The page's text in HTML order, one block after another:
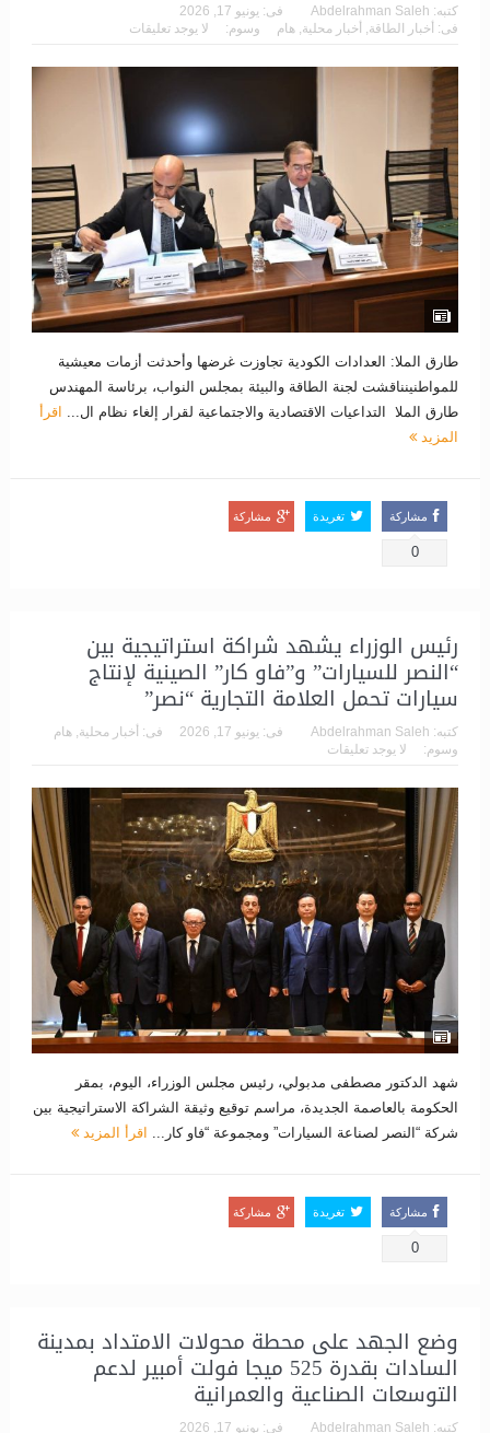
كتبه: Abdelrahman Saleh فى: يونيو 17, 2026
فى: أخبار الطاقة, أخبار محلية, هام وسوم: لا يوجد تعليقات
طارق الملا: العدادات الكودية تجاوزت غرضها وأحدثت أزمات معيشية
للمواطنينناقشت لجنة الطاقة والبيئة بمجلس النواب، برئاسة المهندس
طارق الملا التداعيات الاقتصادية والاجتماعية لقرار إلغاء نظام ال... اقرأ
المزيد
مشاركة
0
تغريدة مشاركة
رئيس الوزراء يشهد شراكة استراتيجية بين
“النصر للسيارات” و”فاو كار” الصينية لإنتاج
سيارات تحمل العلامة التجارية “نصر”
كتبه: Abdelrahman Saleh فى: يونيو 17, 2026 فى: أخبار محلية, هام
وسوم:
لا يوجد تعليقات
شهد الدكتور مصطفى مدبولي، رئيس مجلس الوزراء، اليوم، بمقر
الحكومة بالعاصمة الجديدة، مراسم توقيع وثيقة الشراكة الاستراتيجية بين
شركة “النصر لصناعة السيارات” ومجموعة “فاو كار... اقرأ المزيد
مشاركة
0
تغريدة مشاركة
وضع الجهد على محطة محولات الامتداد بمدينة
السادات بقدرة 525 ميجا فولت أمبير لدعم
التوسعات الصناعية والعمرانية
كتبه: Abdelrahman Saleh فى: يونيو 17, 2026